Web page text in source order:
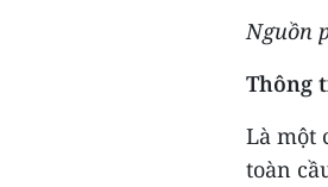
Nguồn
Thông
Là một
toàn